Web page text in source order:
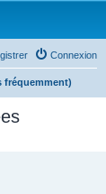
Connexion
fréquemment)